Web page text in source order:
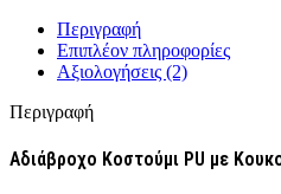
Περιγραφή
Επιπλέον πληροφορίες
Αξιολογήσεις (2)
Περιγραφή
Αδιάβροχο Κοστούμι PU με